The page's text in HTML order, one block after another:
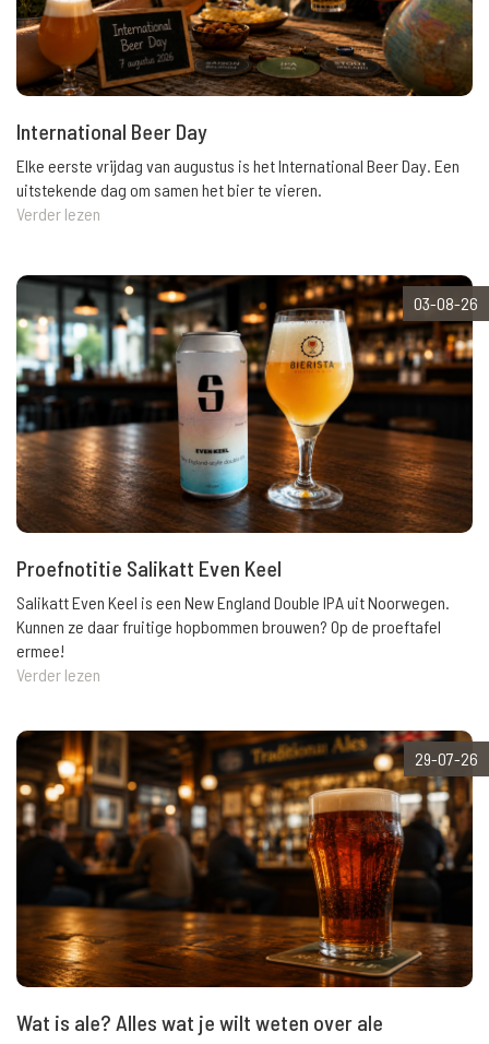
International Beer Day
Elke eerste vrijdag van augustus is het International Beer Day. Een
uitstekende dag om samen het bier te vieren.
Verder lezen
03-08-26
Proefnotitie Salikatt Even Keel
Salikatt Even Keel is een New England Double IPA uit Noorwegen.
Kunnen ze daar fruitige hopbommen brouwen? Op de proeftafel
ermee!
Verder lezen
29-07-26
Wat is ale? Alles wat je wilt weten over ale